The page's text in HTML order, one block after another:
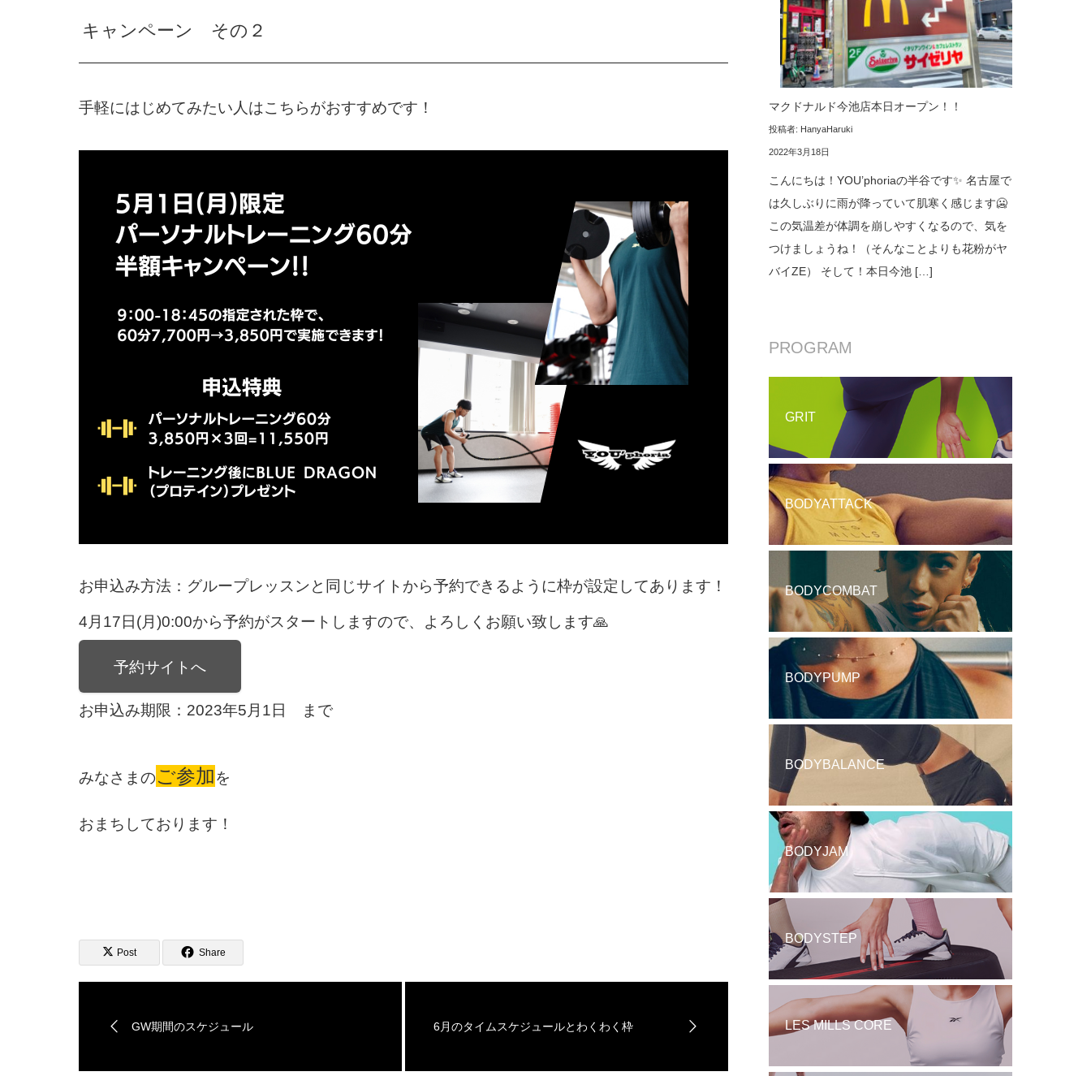
キャンペーン その２
手軽にはじめてみたい人はこちらがおすすめです！
お申込み方法：グループレッスンと同じサイトから予約できるように枠が設定してあります！
4月17日(月)0:00から予約がスタートしますので、よろしくお願い致します🙏
予約サイトへ
お申込み期限：2023年5月1日 まで
みなさまのご参加を
おまちしております！
Post Share
GW期間のスケジュール 6月のタイムスケジュールとわくわく枠
マクドナルド今池店本日オープン！！
投稿者: HanyaHaruki
2022年3月18日
こんにちは！YOU’phoriaの半谷です✨ 名古屋で
は久しぶりに雨が降っていて肌寒く感じます🥶
この気温差が体調を崩しやすくなるので、気を
つけましょうね！（そんなことよりも花粉がヤ
バイZE） そして！本日今池 […]
PROGRAM
GRIT
BODYATTACK
BODYCOMBAT
BODYPUMP
BODYBALANCE
BODYJAM
BODYSTEP
LES MILLS CORE